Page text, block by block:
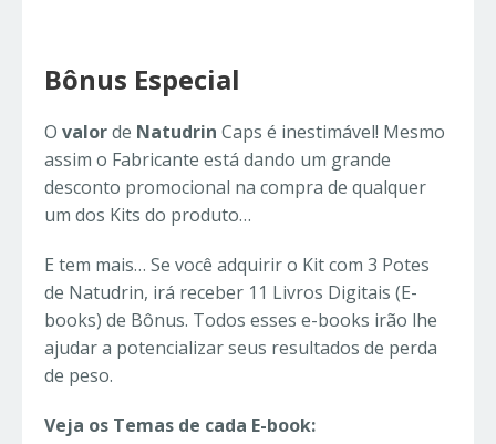
Bônus Especial
O valorde Natudrin Caps é inestimável! Mesmo
assim o Fabricante está dando um grande
desconto promocional na compra de qualquer
um dos Kits do produto…
E tem mais… Se você adquirir o Kit com 3 Potes
de Natudrin, irá receber 11 Livros Digitais (E-
books) de Bônus. Todos esses e-books irão lhe
ajudar a potencializar seus resultados de perda
de peso.
Veja os Temas de cada E-book: